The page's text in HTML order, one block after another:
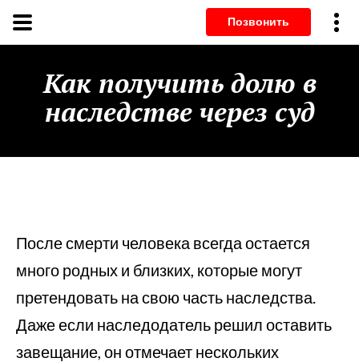
Как получить долю в
наследстве через суд
После смерти человека всегда остается
много родных и близких, которые могут
претендовать на свою часть наследства.
Даже если наследодатель решил оставить
завещание, он отмечает нескольких